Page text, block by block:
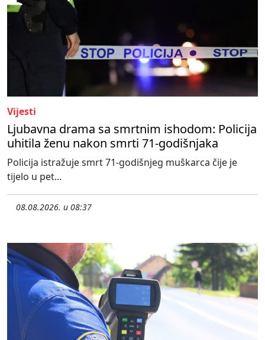
Vijesti
Ljubavna drama sa smrtnim ishodom: Policija
uhitila ženu nakon smrti 71-godišnjaka
Policija istražuje smrt 71-godišnjeg muškarca čije je
tijelo u pet...
08.08.2026. u 08:37